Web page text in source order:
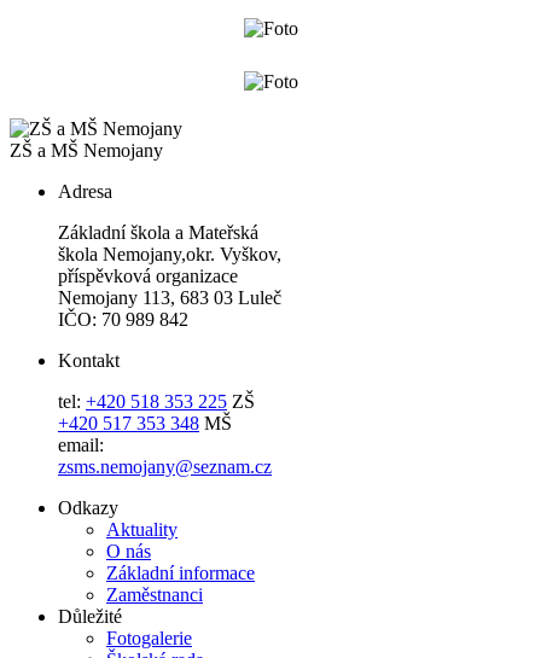
ZŠ a MŠ Nemojany
Adresa
Základní škola a Mateřská
škola Nemojany,okr. Vyškov,
příspěvková organizace
Nemojany 113, 683 03 Luleč
IČO: 70 989 842
Kontakt
tel: +420 518 353 225 ZŠ
+420 517 353 348 MŠ
email:
zsms.nemojany@seznam.cz
Odkazy
Aktuality
O nás
Základní informace
Zaměstnanci
Důležité
Fotogalerie